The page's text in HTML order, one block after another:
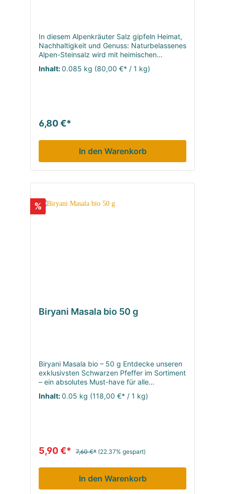
In diesem Alpenkräuter Salz gipfeln Heimat,
Nachhaltigkeit und Genuss: Naturbelassenes
Alpen-Steinsalz wird mit heimischen
Kräutern und essbaren Blüten aus
biologischem Anbau zu einer kleinen
Bergwiesen-Aroma verleiht dem Kräutersalz
einen einzigartigen Charakter.
Inhalt:0.085 kg (80,00 €* / 1 kg)
6,80 €*
In den Warenkorb
%
Biryani Masala bio 50 g
Biryani Masala bio – 50 g Entdecke unseren
exklusivsten Schwarzen Pfeffer im Sortiment
– ein absolutes Must-have für alle
Pfefferliebhaber! Der Schwarze Kampot
Pfeffer, weltweit als eine der besten
Zudem wurden die Anbautechniken, ähnlich
wie bei erlesenen Weinen, perfektioniert. Der
süßen Nuancen von frischer Minze,
Eukalyptus und einem Hauch von Harz. Er
Inhalt:0.05 kg (118,00 €* / 1 kg)
5,90 €* 7,60 €* (22.37% gespart)
In den Warenkorb